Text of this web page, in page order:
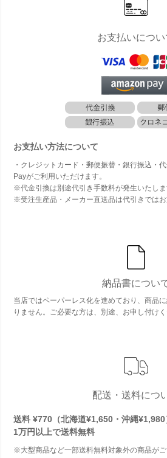
お支払いについ
お支払い方法について
・クレジットカード・郵便振替・銀行振込・
Payがご利用いただけます。
※代金引換は別途代引き手数料が発生いたしま
※受注生産品・メーカー直送品は代引きではお
納品書につい
当店ではペーパーレス化を進めており、商品
りません。ご必要な方は、別途、お申し付けく
配送・送料につ
送料 ¥770（北海道¥1,650・沖縄¥1,980
1万円以上で送料無料
※大型商品など一部送料無料対象外の商品がご